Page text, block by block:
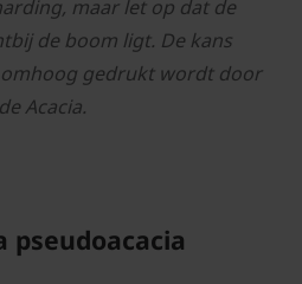
maar let op dat de
de boom ligt. De kans
gedrukt wordt door
Acacia.
pseudoacacia